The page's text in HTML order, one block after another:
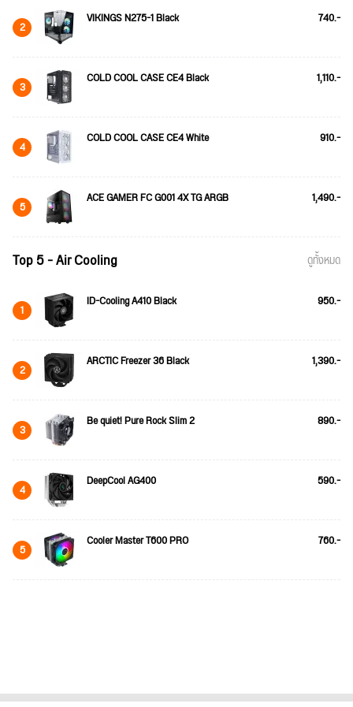
2 VIKINGS N275-1 Black 740.-
3 COLD COOL CASE CE4 Black 1,110.-
4 COLD COOL CASE CE4 White 910.-
5 ACE GAMER FC G001 4X TG ARGB 1,490.-
Top 5 - Air Cooling ดูทั้งหมด
1 ID-Cooling A410 Black 950.-
2 ARCTIC Freezer 36 Black 1,390.-
3 Be quiet! Pure Rock Slim 2 890.-
4 DeepCool AG400 590.-
5 Cooler Master T600 PRO 760.-